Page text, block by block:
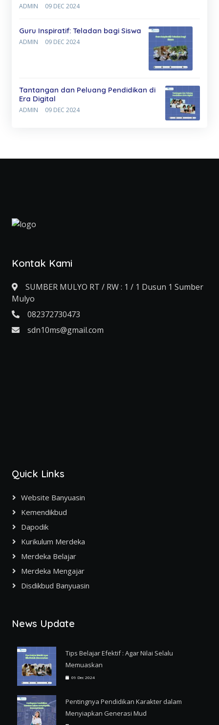
ADMIN 09 DEC 2024
Guru Inspiratif: Teladan bagi Siswa
ADMIN 09 DEC 2024
Tantangan dan Peluang Pendidikan di
Era Digital
ADMIN 09 DEC 2024
Kontak Kami
SUMBER MULYO RT / RW : 1 / 1 Dusun 1 Sumber
Mulyo
082372730473
sdn10ms@gmail.com
Quick Links
Website Banyuasin
Kemendikbud
Dapodik
Kurikulum Merdeka
Merdeka Belajar
Merdeka Mengajar
Disdikbud Banyuasin
News Update
Tips Belajar Efektif : Agar Nilai Selalu
Memuaskan
09 Dec 2024
Pentingnya Pendidikan Karakter dalam
Menyiapkan Generasi Mud